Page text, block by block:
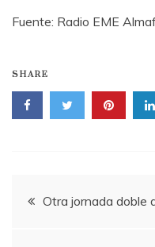
Fuente: Radio EME
SHARE
Navegación
Otra jornada doble